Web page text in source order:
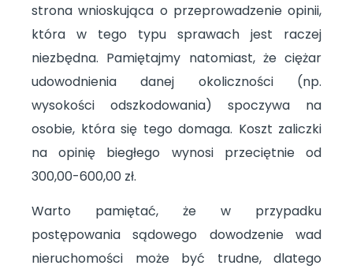
strona wnioskująca o przeprowadzenie opinii,
która w tego typu sprawach jest raczej
niezbędna. Pamiętajmy natomiast, że ciężar
udowodnienia danej okoliczności (np.
wysokości odszkodowania) spoczywa na
osobie, która się tego domaga. Koszt zaliczki
na opinię biegłego wynosi przeciętnie od
300,00-600,00 zł.
Warto pamiętać, że w przypadku
postępowania sądowego dowodzenie wad
nieruchomości może być trudne, dlatego